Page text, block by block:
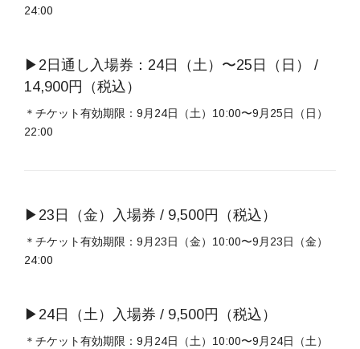
24:00
▶︎2日通し入場券：24日（土）〜25日（日） /
14,900円（税込）
＊チケット有効期限：9月24日（土）10:00〜9月25日（日）
22:00
▶︎23日（金）入場券 / 9,500円（税込）
＊チケット有効期限：9月23日（金）10:00〜9月23日（金）
24:00
▶︎24日（土）入場券 / 9,500円（税込）
＊チケット有効期限：9月24日（土）10:00〜9月24日（土）